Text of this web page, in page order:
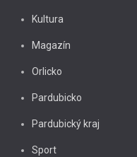
Kultura
Magazín
Orlicko
Pardubicko
Pardubický kraj
Sport